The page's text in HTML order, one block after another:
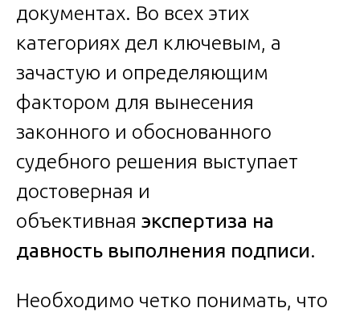
документах. Во всех этих
категориях дел ключевым, а
зачастую и определяющим
фактором для вынесения
законного и обоснованного
судебного решения выступает
достоверная и
объективная экспертиза на
давность выполнения подписи.
Необходимо четко понимать, что